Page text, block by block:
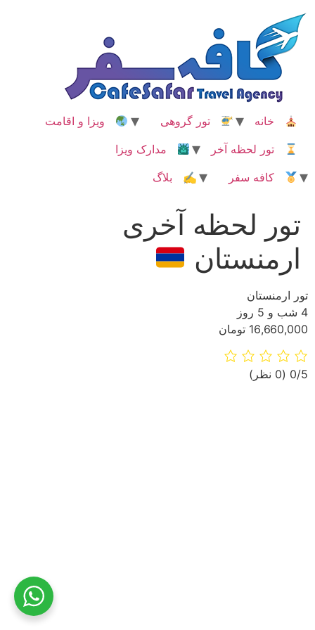
محتوا
خانه تور گروهی
ویزا و اقامت
تور لحظه آخر
مدارک ویزا
کافه سفر
✍ بلاگ
تور لحظه آخری
ارمنستان
تور ارمنستان
4 شب و 5 روز
16,660,000 تومان
‫0/5 ‫(0 نظر)